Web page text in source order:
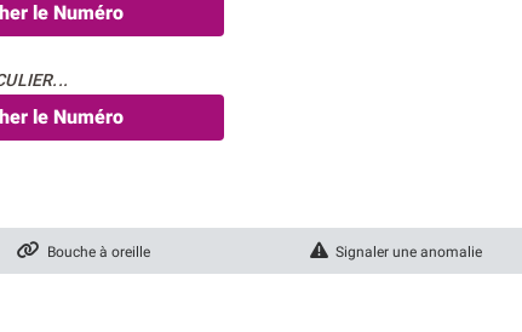
le Numéro
le Numéro
Bouche à oreille Signaler une anomalie